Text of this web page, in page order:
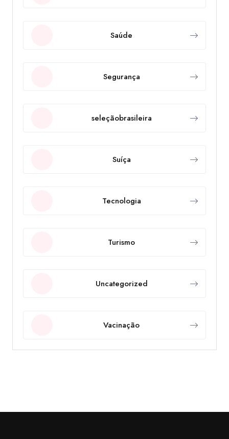
Saúde
Segurança
seleçãobrasileira
Suíça
Tecnologia
Turismo
Uncategorized
Vacinação